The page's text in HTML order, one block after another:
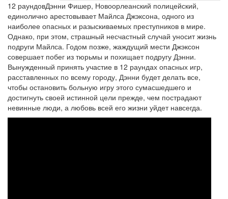
12 раундовДэнни Фишер, Новоорлеанский полицейский,
единолично арестовывает Майлса Джэксона, одного из
наиболее опасных и разыскиваемых преступников в мире.
Однако, при этом, страшный несчастный случай уносит жизнь
подруги Майлса. Годом позже, жаждущий мести Джэксон
совершает побег из тюрьмы и похищает подругу Дэнни.
Вынужденный принять участие в 12 раундах опасных игр,
расставленных по всему городу, Дэнни будет делать все,
чтобы остановить больную игру этого сумасшедшего и
достигнуть своей истинной цели прежде, чем пострадают
невинные люди, а любовь всей его жизни уйдет навсегда.